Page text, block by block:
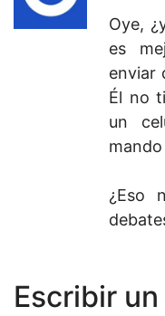
Oye,
es
enviar
Él no
un
¿Eso
Escribir